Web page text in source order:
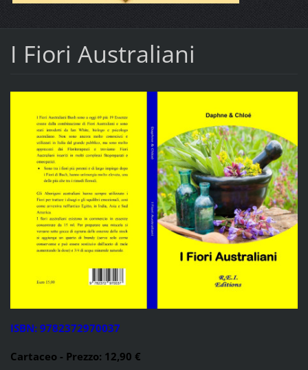
I Fiori Australiani
ISBN: 9782372970037
Cartaceo - Prezzo: 12,90 €